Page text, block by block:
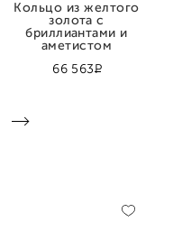
66 563Р
Кольцо из желтого
золота с
бриллиантами и
аметистом